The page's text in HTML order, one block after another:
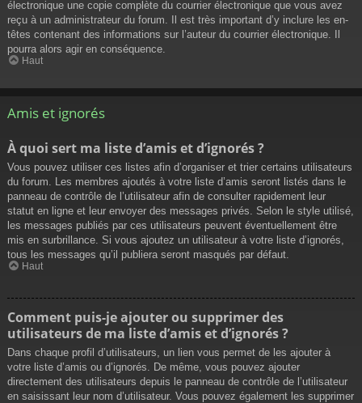
électronique une copie complète du courrier électronique que vous avez
reçu à un administrateur du forum. Il est très important d’y inclure les en-
têtes contenant des informations sur l’auteur du courrier électronique. Il
pourra alors agir en conséquence.
Haut
Amis et ignorés
À quoi sert ma liste d’amis et d’ignorés ?
Vous pouvez utiliser ces listes afin d’organiser et trier certains utilisateurs
du forum. Les membres ajoutés à votre liste d’amis seront listés dans le
panneau de contrôle de l’utilisateur afin de consulter rapidement leur
statut en ligne et leur envoyer des messages privés. Selon le style utilisé,
les messages publiés par ces utilisateurs peuvent éventuellement être
mis en surbrillance. Si vous ajoutez un utilisateur à votre liste d’ignorés,
tous les messages qu’il publiera seront masqués par défaut.
Haut
Comment puis-je ajouter ou supprimer des
utilisateurs de ma liste d’amis et d’ignorés ?
Dans chaque profil d’utilisateurs, un lien vous permet de les ajouter à
votre liste d’amis ou d’ignorés. De même, vous pouvez ajouter
directement des utilisateurs depuis le panneau de contrôle de l’utilisateur
en saisissant leur nom d’utilisateur. Vous pouvez également les supprimer